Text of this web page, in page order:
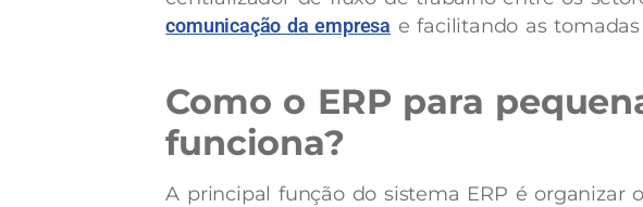
comunicação da empresa e facilitando as
Como o ERP para
funciona?
A principal função do sistema ERP é organizar